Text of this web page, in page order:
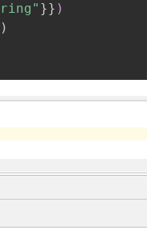
}} )
)